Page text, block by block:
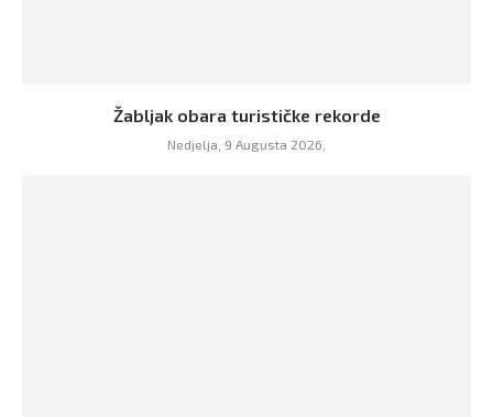
Žabljak obara turističke rekorde
Nedjelja, 9 Augusta 2026,